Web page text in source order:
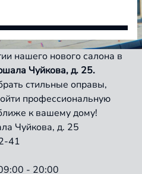
нашего нового салона в
Чуйкова, д. 25.
стильные оправы,
профессиональную
к вашему дому!
Чуйкова, д. 25
41
- 20:00